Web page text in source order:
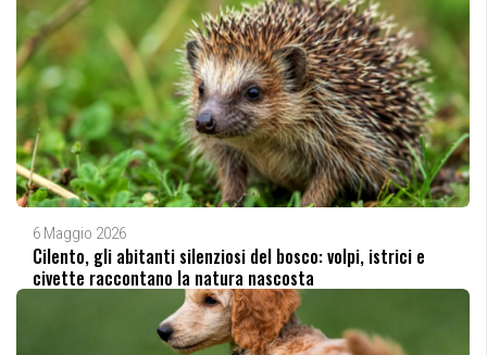
6 Maggio 2026
Cilento, gli abitanti silenziosi del bosco: volpi, istrici e
civette raccontano la natura nascosta